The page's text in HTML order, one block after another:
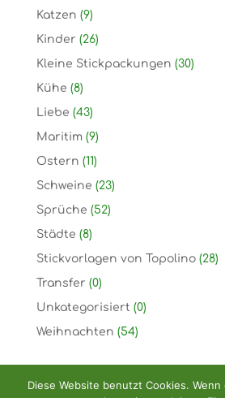
Katzen (9)
Kinder (26)
Kleine Stickpackungen (30)
Kühe (8)
Liebe (43)
Maritim (9)
Ostern (11)
Schweine (23)
Sprüche (52)
Städte (8)
Stickvorlagen von Topolino (28)
Transfer (0)
Unkategorisiert (0)
Weihnachten (54)
Diese Website benutzt Cookies.